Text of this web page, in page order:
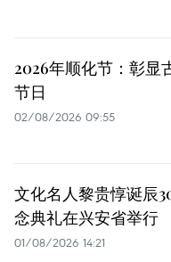
2026年顺化节：彰显
节日
02/08/2026 09:55
文化名人黎贵惇诞辰
念典礼在兴安省举行
01/08/2026 14:21